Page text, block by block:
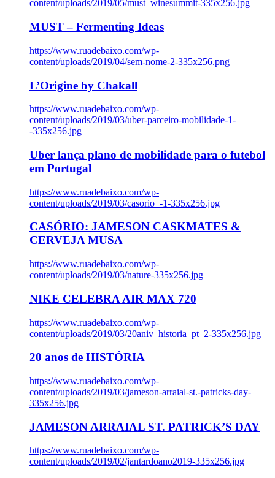
content/uploads/2019/05/must_winesummit-335x256.jpg
MUST – Fermenting Ideas
https://www.ruadebaixo.com/wp-
content/uploads/2019/04/sem-nome-2-335x256.png
L’Origine by Chakall
https://www.ruadebaixo.com/wp-
content/uploads/2019/03/uber-parceiro-mobilidade-1-
-335x256.jpg
Uber lança plano de mobilidade para o futebol
em Portugal
https://www.ruadebaixo.com/wp-
content/uploads/2019/03/casorio_-1-335x256.jpg
CASÓRIO: JAMESON CASKMATES &
CERVEJA MUSA
https://www.ruadebaixo.com/wp-
content/uploads/2019/03/nature-335x256.jpg
NIKE CELEBRA AIR MAX 720
https://www.ruadebaixo.com/wp-
content/uploads/2019/03/20aniv_historia_pt_2-335x256.jpg
20 anos de HISTÓRIA
https://www.ruadebaixo.com/wp-
content/uploads/2019/03/jameson-arraial-st.-patricks-day-
335x256.jpg
JAMESON ARRAIAL ST. PATRICK’S DAY
https://www.ruadebaixo.com/wp-
content/uploads/2019/02/jantardoano2019-335x256.jpg